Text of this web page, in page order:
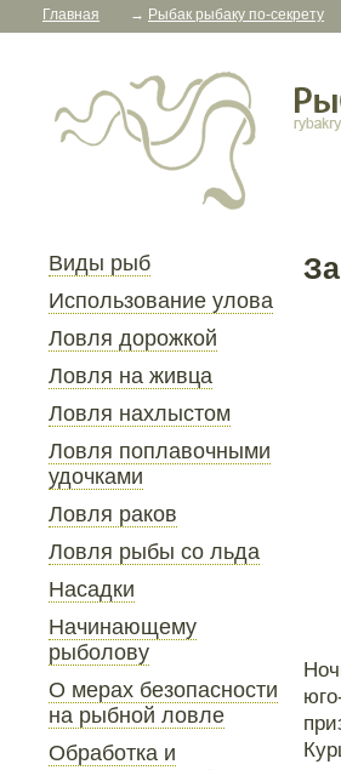
Главная → Рыбак рыбаку по-секрету
Виды рыб
Использование улова
Ловля дорожкой
Ловля на живца
Ловля нахлыстом
Ловля поплавочными
удочками
Ловля раков
Ловля рыбы со льда
Насадки
Начинающему
рыболову
О мерах безопасности
на рыбной ловле
Обработка и